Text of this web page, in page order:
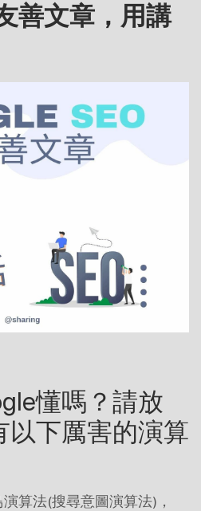
善文章，用講
懂嗎？請放
以下厲害的演算
算法(搜尋意圖演算法)，